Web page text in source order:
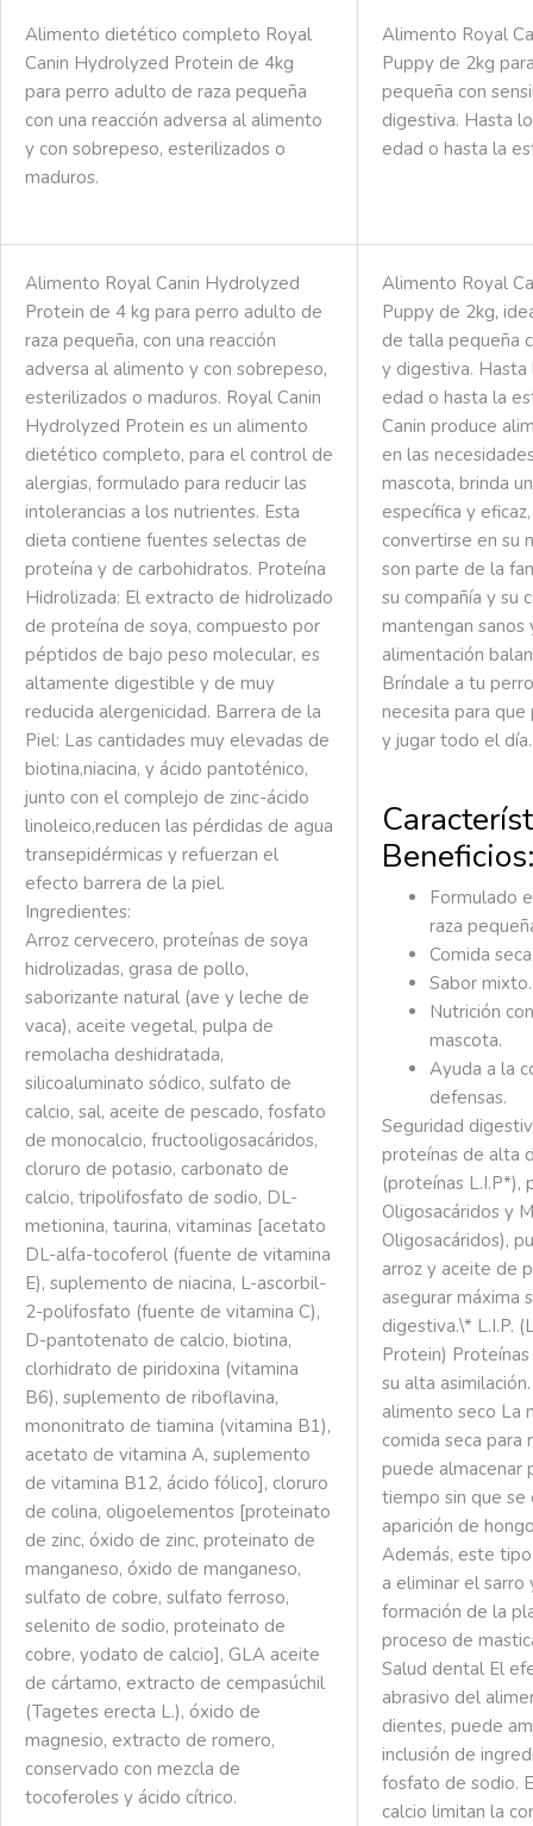
Alimento dietético completo Royal
Canin Hydrolyzed Protein de 4kg
para perro adulto de raza pequeña
con una reacción adversa al alimento
y con sobrepeso, esterilizados o
maduros.
Alimento Royal
Puppy de 2kg
pequeña con
digestiva. Hasta
edad o hasta la
Alimento Royal Canin Hydrolyzed
Protein de 4 kg para perro adulto de
raza pequeña, con una reacción
adversa al alimento y con sobrepeso,
esterilizados o maduros. Royal Canin
Hydrolyzed Protein es un alimento
dietético completo, para el control de
alergias, formulado para reducir las
intolerancias a los nutrientes. Esta
dieta contiene fuentes selectas de
proteína y de carbohidratos. Proteína
Hidrolizada: El extracto de hidrolizado
de proteína de soya, compuesto por
péptidos de bajo peso molecular, es
altamente digestible y de muy
reducida alergenicidad. Barrera de la
Piel: Las cantidades muy elevadas de
biotina,niacina, y ácido pantoténico,
junto con el complejo de zinc-ácido
linoleico,reducen las pérdidas de agua
transepidérmicas y refuerzan el
efecto barrera de la piel.
Ingredientes:
Arroz cervecero, proteínas de soya
hidrolizadas, grasa de pollo,
saborizante natural (ave y leche de
vaca), aceite vegetal, pulpa de
remolacha deshidratada,
silicoaluminato sódico, sulfato de
calcio, sal, aceite de pescado, fosfato
de monocalcio, fructooligosacáridos,
cloruro de potasio, carbonato de
calcio, tripolifosfato de sodio, DL-
metionina, taurina, vitaminas [acetato
DL-alfa-tocoferol (fuente de vitamina
E), suplemento de niacina, L-ascorbil-
2-polifosfato (fuente de vitamina C),
D-pantotenato de calcio, biotina,
clorhidrato de piridoxina (vitamina
B6), suplemento de riboflavina,
mononitrato de tiamina (vitamina B1),
acetato de vitamina A, suplemento
de vitamina B12, ácido fólico], cloruro
de colina, oligoelementos [proteinato
de zinc, óxido de zinc, proteinato de
manganeso, óxido de manganeso,
sulfato de cobre, sulfato ferroso,
selenito de sodio, proteinato de
cobre, yodato de calcio], GLA aceite
de cártamo, extracto de cempasúchil
(Tagetes erecta L.), óxido de
magnesio, extracto de romero,
conservado con mezcla de
tocoferoles y ácido cítrico.
Alimento Royal
Puppy de 2kg,
de talla pequeña
y digestiva.
edad o hasta la
Canin produce
en las
mascota, brinda
específica y
convertirse en su
son parte de la
su compañía y su
mantengan sanos
alimentación
Bríndale a tu
necesita para que
y jugar todo el día.
Beneficios:
Formulado
raza
Comida
Sabor mixto.
Nutrición
mascota.
Ayuda a la
defensas.
Seguridad
proteínas de alta
(proteínas L.I.P*),
Oligosacáridos y
Oligosacáridos),
arroz y aceite de
asegurar máxima
digestiva.\* L.I.P.
Protein)
su alta
alimento seco La
comida seca para
puede almacenar
tiempo sin que
aparición de
Además, este
a eliminar el sarro
formación de la
proceso de
Salud dental El
abrasivo del
dientes, puede
inclusión de
fosfato de sodio.
calcio limitan la